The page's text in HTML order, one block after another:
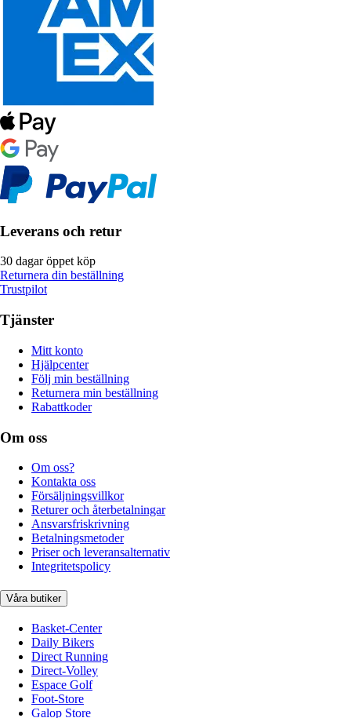
Leverans och retur
30 dagar öppet köp
Returnera din beställning
Trustpilot
Tjänster
Mitt konto
Hjälpcenter
Följ min beställning
Returnera min beställning
Rabattkoder
Om oss
Om oss?
Kontakta oss
Försäljningsvillkor
Returer och återbetalningar
Ansvarsfriskrivning
Betalningsmetoder
Priser och leveransalternativ
Integritetspolicy
Våra butiker
Basket-Center
Daily Bikers
Direct Running
Direct-Volley
Espace Golf
Foot-Store
Galop Store